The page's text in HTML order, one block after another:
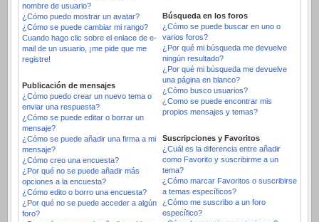
nombre de usuario?
¿Cómo puedo mostrar un avatar?
¿Cómo se puede cambiar mi rango?
Cuando hago clic sobre el enlace de e-
mail de un usuario, ¡me pide que me
registre!
Publicación de mensajes
¿Cómo puedo crear un nuevo tema o
enviar una respuesta?
¿Cómo se puede editar o borrar un
mensaje?
¿Cómo se puede añadir una firma a mi
mensaje?
¿Cómo creo una encuesta?
¿Por qué no se puede añadir más
opciones a la encuesta?
¿Cómo edito o borro una encuesta?
¿Por qué no se puede acceder a algún
foro?
Búsqueda en los foros
¿Cómo se puede buscar en uno o
varios foros?
¿Por qué mi búsqueda me devuelve
ningún resultado?
¿Por qué mi búsqueda me devuelve
una página en blanco?
¿Cómo busco usuarios?
¿Como se puede encontrar mis
propios mensajes y temas?
Suscripciones y Favoritos
¿Cuál es la diferencia entre añadir
como Favorito y suscribirme a un
tema?
¿Cómo marcar Favoritos o suscribirse
a temas específicos?
¿Cómo me suscribo a un foro
específico?